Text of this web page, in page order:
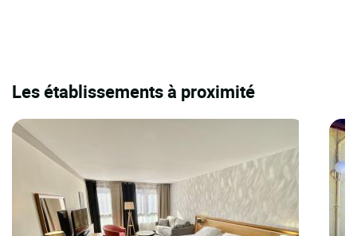
Les établissements à proximité